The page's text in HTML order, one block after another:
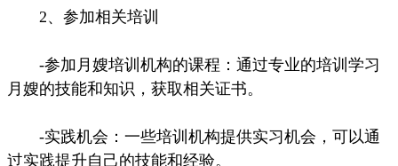
2、参加相关培训
-参加月嫂培训机构的课程：通过专业的培训学习
月嫂的技能和知识，获取相关证书。
-实践机会：一些培训机构提供实习机会，可以通
过实践提升自己的技能和经验。